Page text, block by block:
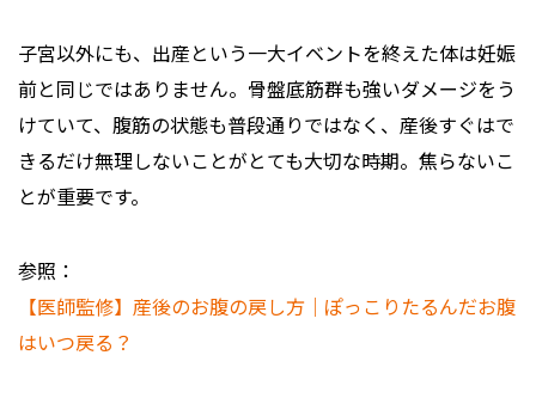
子宮以外にも、出産という一大イベントを終えた体は妊娠
前と同じではありません。骨盤底筋群も強いダメージをう
けていて、腹筋の状態も普段通りではなく、産後すぐはで
きるだけ無理しないことがとても大切な時期。焦らないこ
とが重要です。
参照：
【医師監修】産後のお腹の戻し方｜ぽっこりたるんだお腹
はいつ戻る？